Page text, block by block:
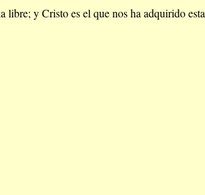
libre; y Cristo es el que nos ha adquirido esta